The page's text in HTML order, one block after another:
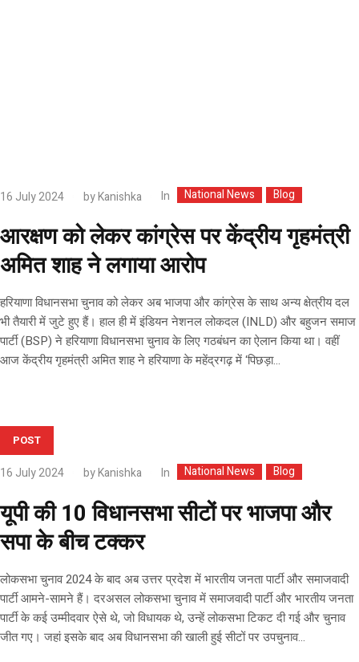
16 July 2024 byKanishka In National News Blog
आरक्षण को लेकर कांग्रेस पर केंद्रीय गृहमंत्री
अमित शाह ने लगाया आरोप
हरियाणा विधानसभा चुनाव को लेकर अब भाजपा और कांग्रेस के साथ अन्य क्षेत्रीय दल
भी तैयारी में जुटे हुए हैं। हाल ही में इंडियन नेशनल लोकदल (INLD) और बहुजन समाज
पार्टी (BSP) ने हरियाणा विधानसभा चुनाव के लिए गठबंधन का ऐलान किया था। वहीं
आज केंद्रीय गृहमंत्री अमित शाह ने हरियाणा के महेंद्रगढ़ में ‘पिछड़ा...
POST
16 July 2024 byKanishka In National News Blog
यूपी की 10 विधानसभा सीटों पर भाजपा और
सपा के बीच टक्कर
लोकसभा चुनाव 2024 के बाद अब उत्तर प्रदेश में भारतीय जनता पार्टी और समाजवादी
पार्टी आमने-सामने हैं। दरअसल लोकसभा चुनाव में समाजवादी पार्टी और भारतीय जनता
पार्टी के कई उम्मीदवार ऐसे थे, जो विधायक थे, उन्हें लोकसभा टिकट दी गई और चुनाव
जीत गए। जहां इसके बाद अब विधानसभा की खाली हुई सीटों पर उपचुनाव...